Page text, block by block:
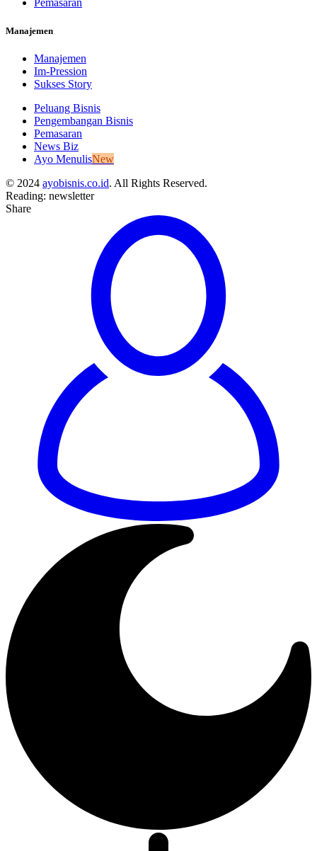
Pemasaran
Manajemen
Manajemen
Im-Pression
Sukses Story
Peluang Bisnis
Pengembangan Bisnis
Pemasaran
News Biz
Ayo MenulisNew
© 2024 ayobisnis.co.id. All Rights Reserved.
Reading: newsletter
Share